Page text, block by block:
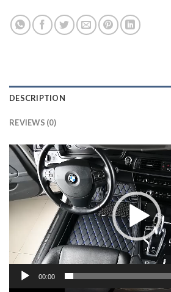
DESCRIPTION
REVIEWS (0)
Lecteur
vidéo
00:00